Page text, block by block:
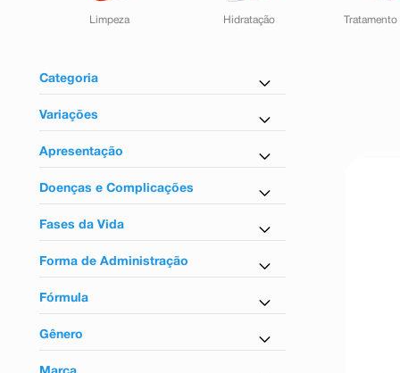
Limpeza Hidratação Tratamento
Categoria
Limpeza e Tonificação
Tratamento para o Rosto
Variações
Antiacne e antioleosidade
Sem fragrância
Apresentação
Gotas
Em adesivo
Kit promocional
Doenças e Complicações
Para acne
Fases da Vida
Para adultos
Forma de Administração
Uso tópico
Fórmula
Sérum
Gênero
Feminino